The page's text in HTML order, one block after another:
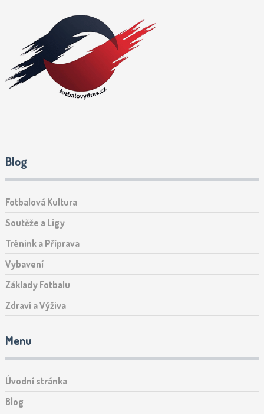
Blog
Fotbalová Kultura
Soutěže a Ligy
Trénink a Příprava
Vybavení
Základy Fotbalu
Zdraví a Výživa
Menu
Úvodní stránka
Blog